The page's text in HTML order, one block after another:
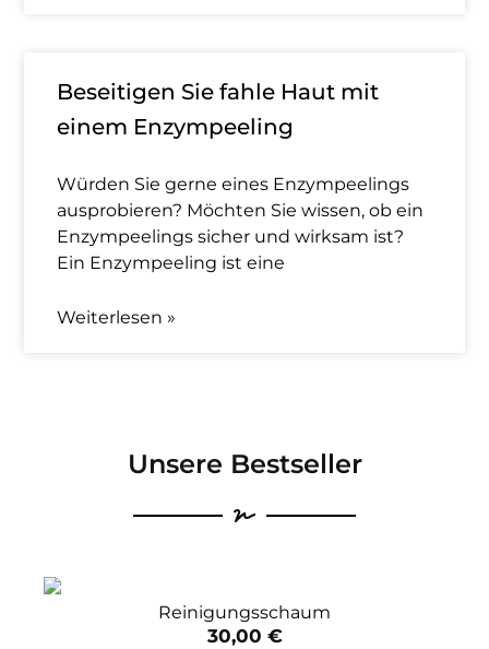
Beseitigen Sie fahle Haut mit
einem Enzympeeling
Würden Sie gerne eines Enzympeelings
ausprobieren? Möchten Sie wissen, ob ein
Enzympeelings sicher und wirksam ist?
Ein Enzympeeling ist eine
Weiterlesen »
Unsere Bestseller
Reinigungsschaum
30,00 €